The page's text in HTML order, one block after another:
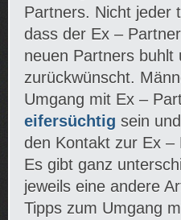
Partners. Nicht jeder
dass der Ex –
neuen Partners buhlt
zurückwünscht.
Umgang mit Ex –
eifersüchtig sein
den Kontakt zur Ex –
Es gibt ganz
jeweils eine andere
Tipps zum Umgang